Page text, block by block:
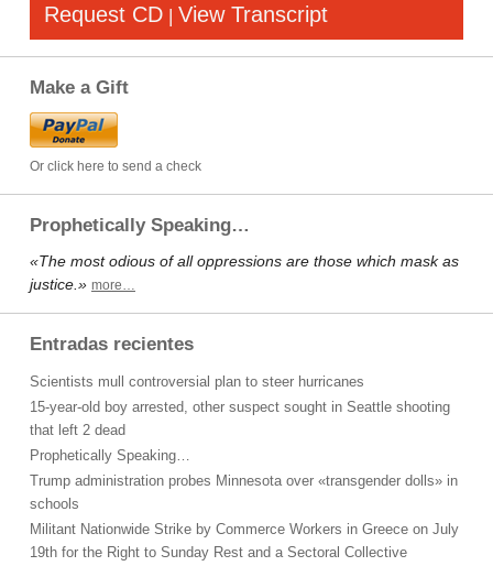
Request CD | View Transcript
Make a Gift
Or click here to send a check
Prophetically Speaking…
«The most odious of all oppressions are those which mask as
justice.» more…
Entradas recientes
Scientists mull controversial plan to steer hurricanes
15-year-old boy arrested, other suspect sought in Seattle shooting
that left 2 dead
Prophetically Speaking…
Trump administration probes Minnesota over «transgender dolls» in
schools
Militant Nationwide Strike by Commerce Workers in Greece on July
19th for the Right to Sunday Rest and a Sectoral Collective